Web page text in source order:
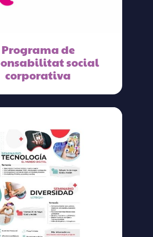
Programa de
social
corporativa